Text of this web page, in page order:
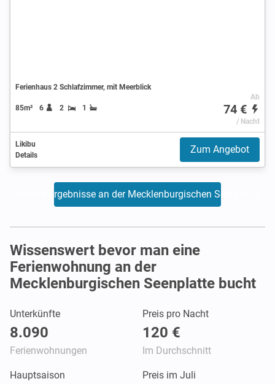
Ferienhaus 2 Schlafzimmer, mit Meerblick
85m² 6 2 1
Ab
74 €
/ Nacht
Likibu
Details
Zum Angebot
Weitere Ergebnisse an der Mecklenburgischen Seenplatte
Wissenswert bevor man eine
Ferienwohnung an der
Mecklenburgischen Seenplatte bucht
Unterkünfte
8.090
Ferienwohnungen
Preis pro Nacht
120 €
Im Durchschnitt
Hauptsaison Preis im Juli